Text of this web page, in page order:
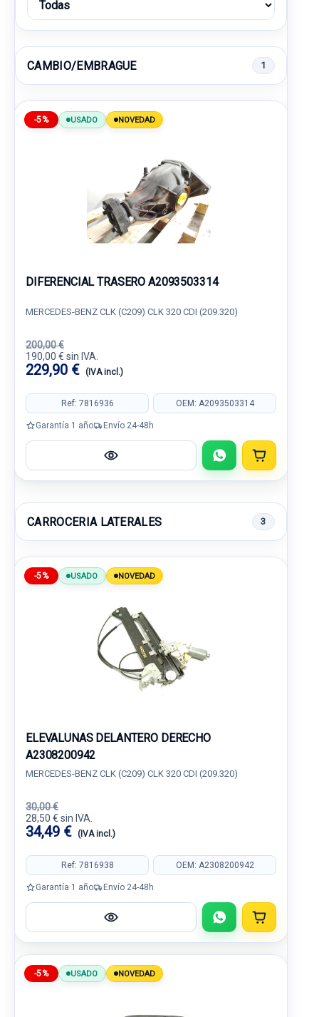
CAMBIO/EMBRAGUE 1
-5% USADO NOVEDAD
DIFERENCIAL TRASERO A2093503314
MERCEDES-BENZ CLK (C209) CLK 320 CDI (209.320)
200,00 €
190,00 € sin IVA.
229,90 € (IVA incl.)
Ref: 7816936 OEM: A2093503314
Garantía 1 año Envío 24-48h
CARROCERIA LATERALES 3
-5% USADO NOVEDAD
ELEVALUNAS DELANTERO DERECHO
A2308200942
MERCEDES-BENZ CLK (C209) CLK 320 CDI (209.320)
30,00 €
28,50 € sin IVA.
34,49 € (IVA incl.)
Ref: 7816938 OEM: A2308200942
Garantía 1 año Envío 24-48h
-5% USADO NOVEDAD